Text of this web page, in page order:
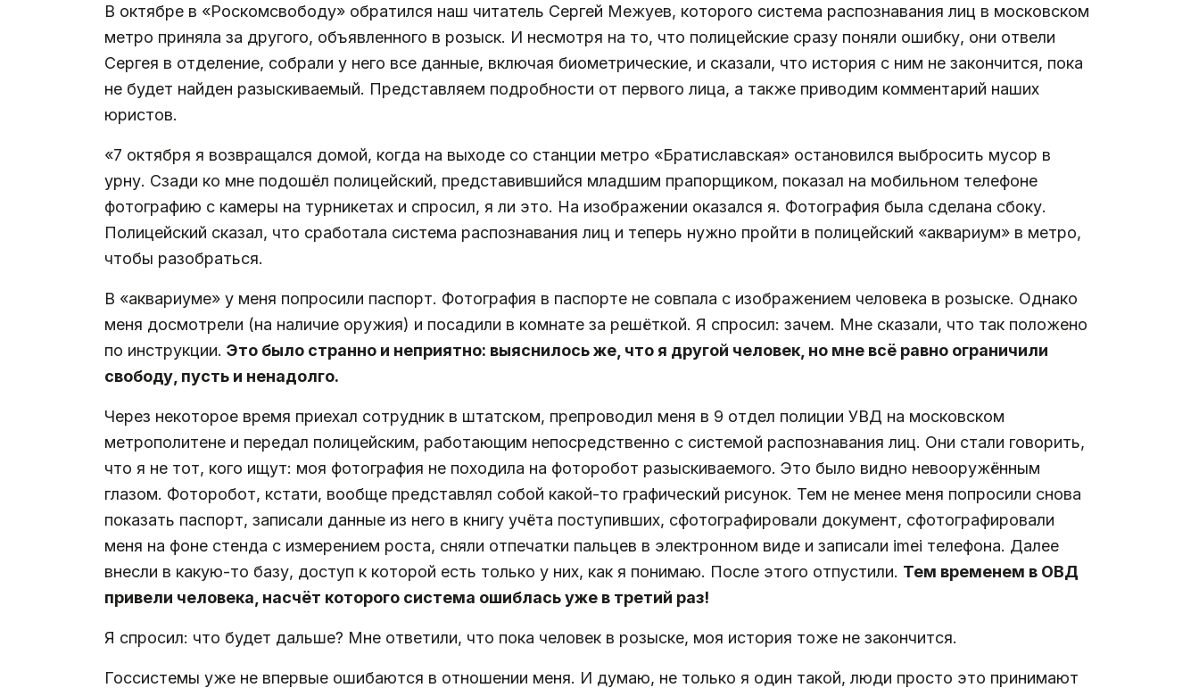
В октябре в «Роскомсвободу» обратился наш читатель Сергей Межуев, которого система распознавания лиц в московском
метро приняла за другого, объявленного в розыск. И несмотря на то, что полицейские сразу поняли ошибку, они отвели
Сергея в отделение, собрали у него все данные, включая биометрические, и сказали, что история с ним не закончится, пока
не будет найден разыскиваемый. Представляем подробности от первого лица, а также приводим комментарий наших
юристов.
«7 октября я возвращался домой, когда на выходе со станции метро «Братиславская» остановился выбросить мусор в
урну. Сзади ко мне подошёл полицейский, представившийся младшим прапорщиком, показал на мобильном телефоне
фотографию с камеры на турникетах и спросил, я ли это. На изображении оказался я. Фотография была сделана сбоку.
Полицейский сказал, что сработала система распознавания лиц и теперь нужно пройти в полицейский «аквариум» в метро,
чтобы разобраться.
В «аквариуме» у меня попросили паспорт. Фотография в паспорте не совпала с изображением человека в розыске. Однако
меня досмотрели (на наличие оружия) и посадили в комнате за решёткой. Я спросил: зачем. Мне сказали, что так положено
по инструкции. Это было странно и неприятно: выяснилось же, что я другой человек, но мне всё равно ограничили
свободу, пусть и ненадолго.
Через некоторое время приехал сотрудник в штатском, препроводил меня в 9 отдел полиции УВД на московском
метрополитене и передал полицейским, работающим непосредственно с системой распознавания лиц. Они стали говорить,
что я не тот, кого ищут: моя фотография не походила на фоторобот разыскиваемого. Это было видно невооружённым
глазом. Фоторобот, кстати, вообще представлял собой какой-то графический рисунок. Тем не менее меня попросили снова
показать паспорт, записали данные из него в книгу учёта поступивших, сфотографировали документ, сфотографировали
меня на фоне стенда с измерением роста, сняли отпечатки пальцев в электронном виде и записали imei телефона. Далее
внесли в какую-то базу, доступ к которой есть только у них, как я понимаю. После этого отпустили. Тем временем в ОВД
привели человека, насчёт которого система ошиблась уже в третий раз!
Я спросил: что будет дальше? Мне ответили, что пока человек в розыске, моя история тоже не закончится.
Госсистемы уже не впервые ошибаются в отношении меня. И думаю, не только я один такой, люди просто это принимают